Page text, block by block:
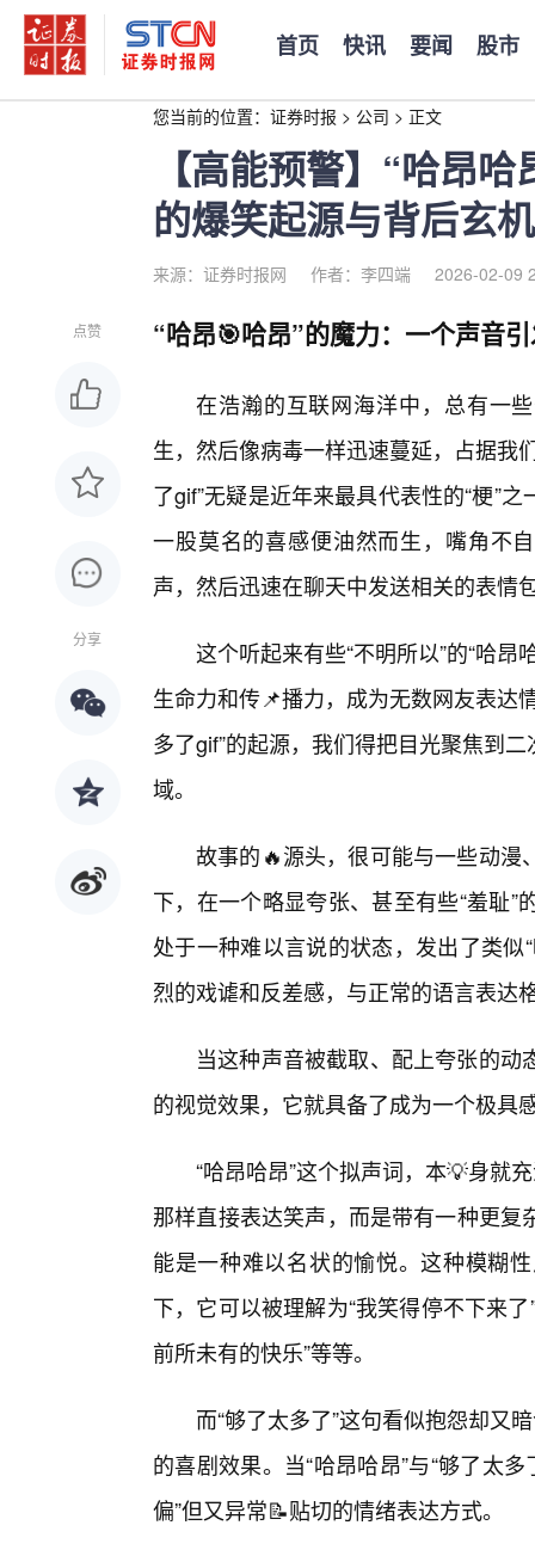
首页 快讯 要闻 股市
您当前的位置： 证券时报 > 公司 > 正文
【高能预警】“哈昂
的爆笑起源与背后玄机
来源：证券时报网 作者：李四端 2026-02-09
点赞
分享
“哈昂🎯哈昂”的魔力：一个声音
在浩瀚的互联网海洋中，总有一
生，然后像病毒一样迅速蔓延，占据我
了gif”无疑是近年来最具代表性的“梗”
一股莫名的喜感便油然而生，嘴角不
声，然后迅速在聊天中发送相关的表情
这个听起来有些“不明所以”的“哈
生命力和传📌播力，成为无数网友表达
多了gif”的起源，我们得把目光聚焦到
域。
故事的🔥源头，很可能与一些动漫
下，在一个略显夸张、甚至有些“羞耻
处于一种难以言说的状态，发出了类
烈的戏谑和反差感，与正常的语言表达
当这种声音被截取、配上夸张的
的视觉效果，它就具备了成为一个极具
“哈昂哈昂”这个拟声词，本💡身就
那样直接表达笑声，而是带有一种更
能是一种难以名状的愉悦。这种模糊
下，它可以被理解为“我笑得停不下来
前所未有的快乐”等等。
而“够了太多了”这句看似抱怨却又
的喜剧效果。当“哈昂哈昂”与“够了太
偏”但又异常📝贴切的情绪表达方式。